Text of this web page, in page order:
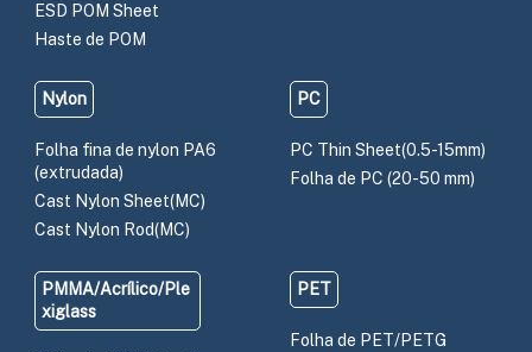
ESD POM Sheet
Haste de POM
Nylon
Folha fina de nylon PA6
(extrudada)
Cast Nylon Sheet(MC)
Cast Nylon Rod(MC)
PC
PC Thin Sheet(0.5-15mm)
Folha de PC (20-50 mm)
PMMA/Acrílico/Ple
xiglass
PET
Folha de PET/PETG